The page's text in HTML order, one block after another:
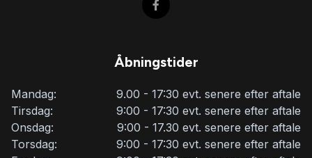
Åbningstider
Mandag:
9.00 - 17:30 evt. senere efter aftale
Tirsdag:
9:00 - 17:30 evt. senere efter aftale
Onsdag:
9:00 - 17.30 evt. senere efter aftale
Torsdag:
9:00 - 17:30 evt. senere efter aftale